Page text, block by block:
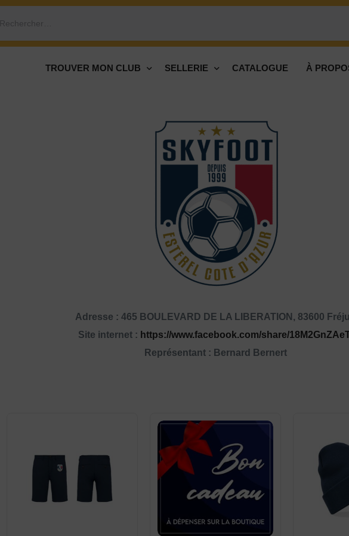
Rechercher…
TROUVER MON CLUB SELLERIE CATALOGUE À
Adresse : 465 BOULEVARD DE LA LIBERATION, 83600
Site internet : https://www.facebook.com/share/
Représentant : Bernard Bernert